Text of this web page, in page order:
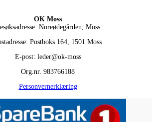
OK Moss
Noreødegården, Moss
Postboks 164, 1501 Moss
E-post: leder@ok-moss
Org.nr. 983766188
Personvernerklæring